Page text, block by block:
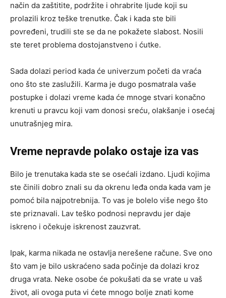
način da zaštitite, podržite i ohrabrite ljude koji su
prolazili kroz teške trenutke. Čak i kada ste bili
povređeni, trudili ste se da ne pokažete slabost. Nosili
ste teret problema dostojanstveno i ćutke.
Sada dolazi period kada će univerzum početi da vraća
ono što ste zaslužili. Karma je dugo posmatrala vaše
postupke i dolazi vreme kada će mnoge stvari konačno
krenuti u pravcu koji vam donosi sreću, olakšanje i osećaj
unutrašnjeg mira.
Vreme nepravde polako ostaje iza vas
Bilo je trenutaka kada ste se osećali izdano. Ljudi kojima
ste činili dobro znali su da okrenu leđa onda kada vam je
pomoć bila najpotrebnija. To vas je bolelo više nego što
ste priznavali. Lav teško podnosi nepravdu jer daje
iskreno i očekuje iskrenost zauzvrat.
Ipak, karma nikada ne ostavlja nerešene račune. Sve ono
što vam je bilo uskraćeno sada počinje da dolazi kroz
druga vrata. Neke osobe će pokušati da se vrate u vaš
život, ali ovoga puta vi ćete mnogo bolje znati kome